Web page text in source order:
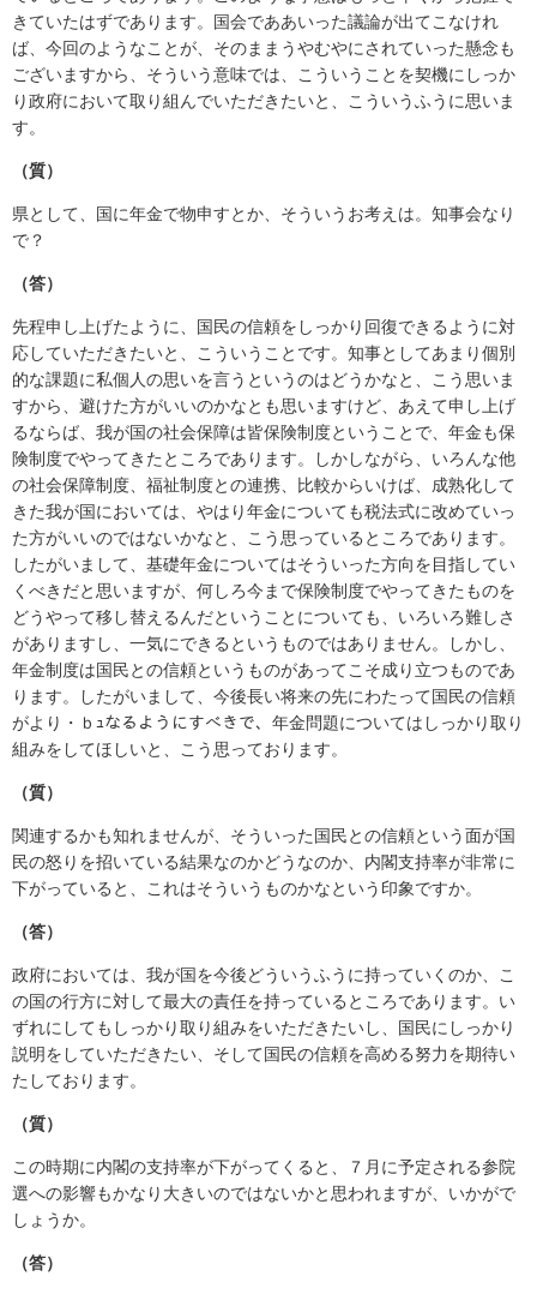
きていたはずであります。国会でああいった議論が出てこなけれ
ば、今回のようなことが、そのままうやむやにされていった懸念も
ございますから、そういう意味では、こういうことを契機にしっか
り政府において取り組んでいただきたいと、こういうふうに思いま
す。
（質）
県として、国に年金で物申すとか、そういうお考えは。知事会なり
で？
（答）
先程申し上げたように、国民の信頼をしっかり回復できるように対
応していただきたいと、こういうことです。知事としてあまり個別
的な課題に私個人の思いを言うというのはどうかなと、こう思いま
すから、避けた方がいいのかなとも思いますけど、あえて申し上げ
るならば、我が国の社会保障は皆保険制度ということで、年金も保
険制度でやってきたところであります。しかしながら、いろんな他
の社会保障制度、福祉制度との連携、比較からいけば、成熟化して
きた我が国においては、やはり年金についても税法式に改めていっ
た方がいいのではないかなと、こう思っているところであります。
したがいまして、基礎年金についてはそういった方向を目指してい
くべきだと思いますが、何しろ今まで保険制度でやってきたものを
どうやって移し替えるんだということについても、いろいろ難しさ
がありますし、一気にできるというものではありません。しかし、
年金制度は国民との信頼というものがあってこそ成り立つものであ
ります。したがいまして、今後長い将来の先にわたって国民の信頼
がより・ｂｭなるようにすべきで、年金問題についてはしっかり取り
組みをしてほしいと、こう思っております。
（質）
関連するかも知れませんが、そういった国民との信頼という面が国
民の怒りを招いている結果なのかどうなのか、内閣支持率が非常に
下がっていると、これはそういうものかなという印象ですか。
（答）
政府においては、我が国を今後どういうふうに持っていくのか、こ
の国の行方に対して最大の責任を持っているところであります。い
ずれにしてもしっかり取り組みをいただきたいし、国民にしっかり
説明をしていただきたい、そして国民の信頼を高める努力を期待い
たしております。
（質）
この時期に内閣の支持率が下がってくると、７月に予定される参院
選への影響もかなり大きいのではないかと思われますが、いかがで
しょうか。
（答）